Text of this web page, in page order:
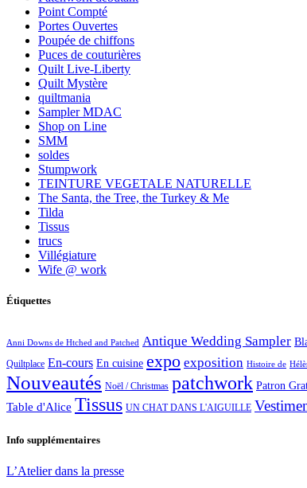
Point Compté
Portes Ouvertes
Poupée de chiffons
Puces de couturières
Quilt Live-Liberty
Quilt Mystère
quiltmania
Sampler MDAC
Shop on Line
SMM
soldes
Stumpwork
TEINTURE VEGETALE NATURELLE
The Santa, the Tree, the Turkey & Me
Tilda
Tissus
trucs
Villégiature
Wife @ work
Étiquettes
Anni Downs de Htched and Patched Antique Wedding Sampler
Quiltplace En-cours En cuisine expo exposition Histoire de
Nouveautés Noël / Christmas patchwork Patron
Table d'Alice Tissus UN CHAT DANS L'AIGUILLE
Info supplémentaires
L’Atelier dans la presse